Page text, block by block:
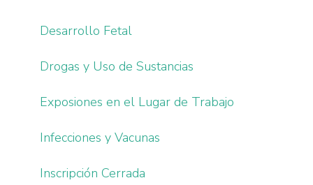
Desarrollo Fetal
Drogas y Uso de Sustancias
Exposiones en el Lugar de Trabajo
Infecciones y Vacunas
Inscripción Cerrada